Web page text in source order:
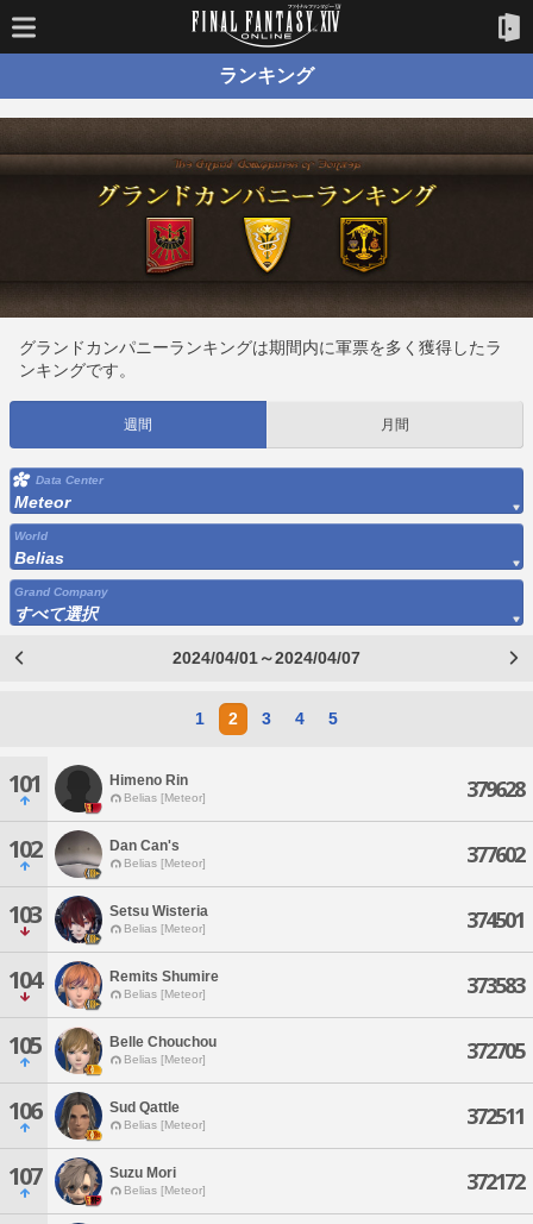
ランキング
グランドカンパニーランキングは期間内に軍票を多く獲得したラ
ンキングです。
週間 月間
Data Center
Meteor
World
Belias
Grand Company
すべて選択
2024/04/01～2024/04/07
1 2 3 4 5
101 Himeno Rin
Belias [Meteor] 379628
102 Dan Can's
Belias [Meteor] 377602
103 Setsu Wisteria
Belias [Meteor] 374501
104 Remits Shumire
Belias [Meteor] 373583
105 Belle Chouchou
Belias [Meteor] 372705
106 Sud Qattle
Belias [Meteor] 372511
107 Suzu Mori
Belias [Meteor] 372172